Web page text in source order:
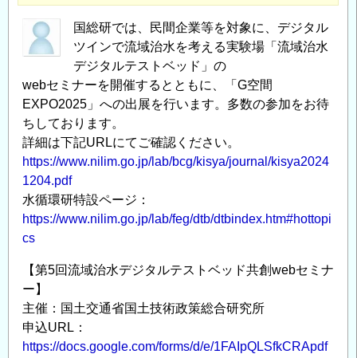
策
総
合
究
所
研
究
所
公
募
型
委
託
研
究
に
係
国総研では、民間企業等を対象に、デジタル
ツインで流域治水を考える実験場「流域治水
デジタルテストベッド」の
webセミナーを開催するとともに、「G空間
EXPO2025」への出展を行います。多数の参加をお待
ちしております。
詳細は下記URLにてご確認ください。
https://www.nilim.go.jp/lab/bcg/kisya/journal/kisya2024
1204.pdf
水循環研特設ページ：
https://www.nilim.go.jp/lab/feg/dtb/dtbindex.htm#hottopi
cs
【第5回流域治水デジタルテストベッド共創webセミナ
ー】
主催：国土交通省国土技術政策総合研究所
申込URL：
https://docs.google.com/forms/d/e/1FAIpQLSfkCRApdf